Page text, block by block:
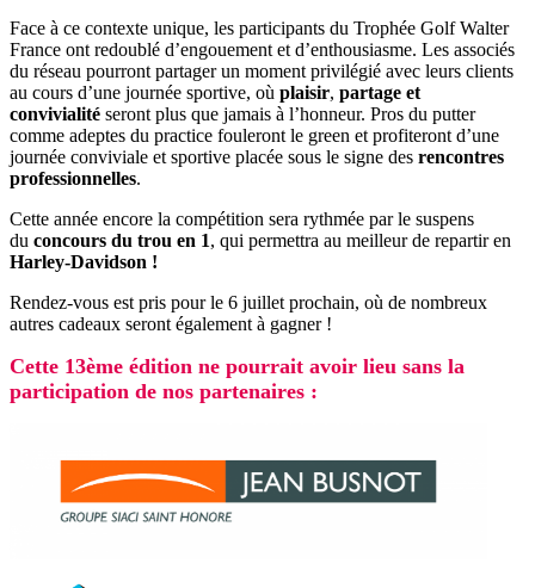
Face à ce contexte unique, les participants du Trophée Golf Walter
France ont redoublé d’engouement et d’enthousiasme. Les associés
du réseau pourront partager un moment privilégié avec leurs clients
au cours d’une journée sportive, où plaisir, partage et
convivialité seront plus que jamais à l’honneur. Pros du putter
comme adeptes du practice fouleront le green et profiteront d’une
journée conviviale et sportive placée sous le signe des rencontres
professionnelles.
Cette année encore la compétition sera rythmée par le suspens
du concours du trou en 1, qui permettra au meilleur de repartir en
Harley-Davidson !
Rendez-vous est pris pour le 6 juillet prochain, où de nombreux
autres cadeaux seront également à gagner !
Cette 13ème édition ne pourrait avoir lieu sans la
participation de nos partenaires :